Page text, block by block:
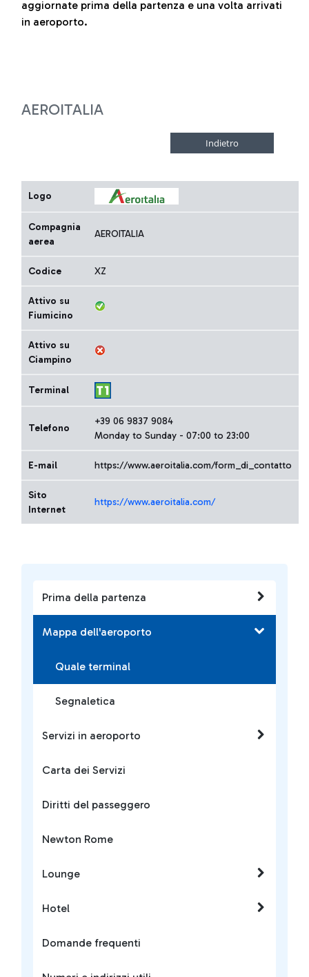
Prima della partenza
Mappa dell'aeroporto
Quale terminal
Segnaletica
Servizi in aeroporto
Carta dei Servizi
Diritti del passeggero
Newton Rome
Lounge
Hotel
Domande frequenti
aggiornate prima della partenza e una volta arrivati
in aeroporto.
AEROITALIA
Logo
Compagnia
aerea
AEROITALIA
Codice XZ
Attivo su
Fiumicino
Attivo su
Ciampino
Terminal
Telefono
+39 06 9837 9084
Monday to Sunday - 07:00 to 23:00
E-mail https://www.aeroitalia.com/form_di_contatto
Sito
Internet
https://www.aeroitalia.com/